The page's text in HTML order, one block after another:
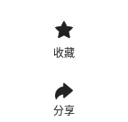
收藏
分享